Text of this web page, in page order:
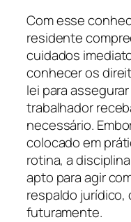
Com esse
residente
cuidados
conhecer os
lei para
trabalhador
necessário.
colocado em
rotina, a
apto para agir
respaldo jurídico,
futuramente.